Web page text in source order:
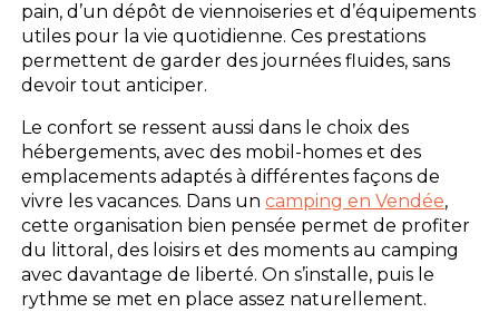
pain, d’un dépôt de viennoiseries et d’équipements
utiles pour la vie quotidienne. Ces prestations
permettent de garder des journées fluides, sans
devoir tout anticiper.
Le confort se ressent aussi dans le choix des
hébergements, avec des mobil-homes et des
emplacements adaptés à différentes façons de
vivre les vacances. Dans uncamping en Vendée,
cette organisation bien pensée permet de profiter
du littoral, des loisirs et des moments au camping
avec davantage de liberté. On s’installe, puis le
rythme se met en place assez naturellement.